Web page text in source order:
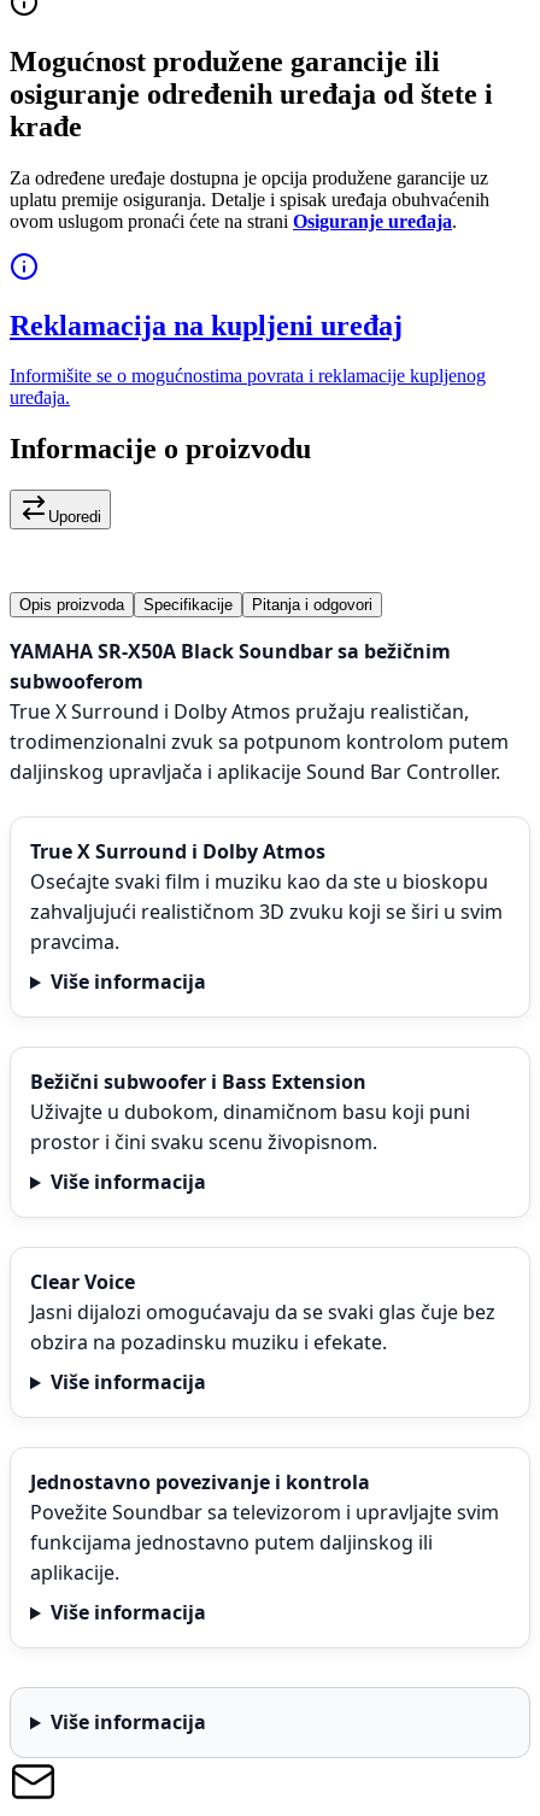
Mogućnost produžene garancije ili
osiguranje određenih uređaja od štete i
krađe
Za određene uređaje dostupna je opcija produžene garancije uz
uplatu premije osiguranja. Detalje i spisak uređaja obuhvaćenih
ovom uslugom pronaći ćete na strani Osiguranje uređaja.
Reklamacija na kupljeni uređaj
Informišite se o mogućnostima povrata i reklamacije kupljenog
uređaja.
Informacije o proizvodu
Uporedi
Opis proizvoda Specifikacije Pitanja i odgovori
YAMAHA SR-X50A Black Soundbar sa bežičnim
subwooferom
True X Surround i Dolby Atmos pružaju realističan,
trodimenzionalni zvuk sa potpunom kontrolom putem
daljinskog upravljača i aplikacije Sound Bar Controller.
True X Surround i Dolby Atmos
Osećajte svaki film i muziku kao da ste u bioskopu
zahvaljujući realističnom 3D zvuku koji se širi u svim
pravcima.
Više informacija
Bežični subwoofer i Bass Extension
Uživajte u dubokom, dinamičnom basu koji puni
prostor i čini svaku scenu živopisnom.
Više informacija
Clear Voice
Jasni dijalozi omogućavaju da se svaki glas čuje bez
obzira na pozadinsku muziku i efekate.
Više informacija
Jednostavno povezivanje i kontrola
Povežite Soundbar sa televizorom i upravljajte svim
funkcijama jednostavno putem daljinskog ili
aplikacije.
Više informacija
Više informacija